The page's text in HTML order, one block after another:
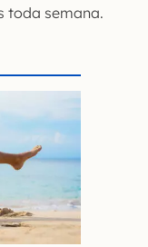
toda semana.